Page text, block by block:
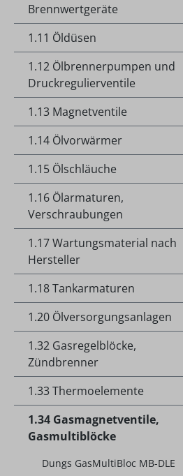
Brennwertgeräte
1.11 Öldüsen
1.12 Ölbrennerpumpen und
Druckregulierventile
1.13 Magnetventile
1.14 Ölvorwärmer
1.15 Ölschläuche
1.16 Ölarmaturen,
Verschraubungen
1.17 Wartungsmaterial nach
Hersteller
1.18 Tankarmaturen
1.20 Ölversorgungsanlagen
1.32 Gasregelblöcke,
Zündbrenner
1.33 Thermoelemente
1.34 Gasmagnetventile,
Gasmultiblöcke
Dungs GasMultiBloc MB-DLE